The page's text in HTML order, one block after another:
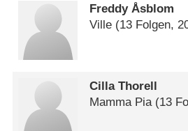
Freddy Åsblom
Ville (13 Folgen,
Cilla Thorell
Mamma Pia (13